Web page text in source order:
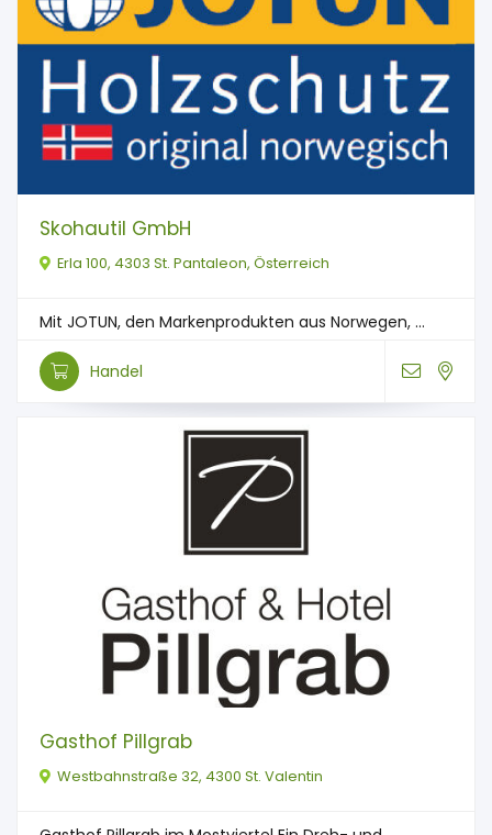
Skohautil GmbH
Erla 100, 4303 St. Pantaleon, Österreich
Mit JOTUN, den Markenprodukten aus Norwegen, ...
Handel
Gasthof Pillgrab
Westbahnstraße 32, 4300 St. Valentin